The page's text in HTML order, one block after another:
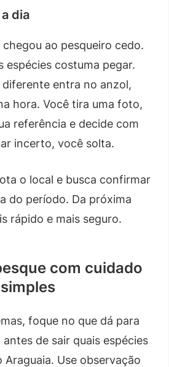
dia
ao pesqueiro cedo.
espécies costuma pegar.
diferente entra no anzol,
hora. Você tira uma foto,
referência e decide com
incerto, você solta.
o local e busca confirmar
do período. Da próxima
rápido e mais seguro.
com cuidado
foque no que dá para
de sair quais espécies
Use observação